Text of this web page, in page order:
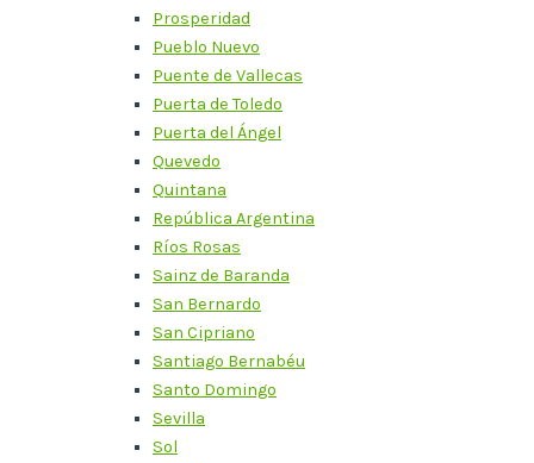
Prosperidad
Pueblo Nuevo
Puente de Vallecas
Puerta de Toledo
Puerta del Ángel
Quevedo
Quintana
República Argentina
Ríos Rosas
Sainz de Baranda
San Bernardo
San Cipriano
Santiago Bernabéu
Santo Domingo
Sevilla
Sol